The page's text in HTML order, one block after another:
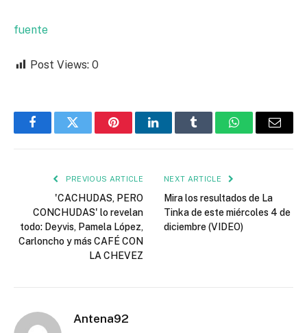
fuente
Post Views: 0
FacebookTwitter PinterestLinkedInTumblr WhatsAppEmail
PREVIOUS ARTICLE
'CACHUDAS, PERO
CONCHUDAS' lo revelan
todo: Deyvis, Pamela López,
Carloncho y más CAFÉ CON
LA CHEVEZ
NEXT ARTICLE
Mira los resultados de La
Tinka de este miércoles 4 de
diciembre (VIDEO)
Antena92